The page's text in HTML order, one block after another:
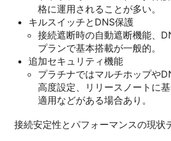
格に運用されることが多い。
キルスイッチとDNS保護
接続遮断時の自動遮断機能、
プランで基本搭載が一般的。
追加セキュリティ機能
プラチナではマルチホップや
高度設定、リリースノートに
適用などがある場合あり。
接続安定性とパフォーマンスの現状